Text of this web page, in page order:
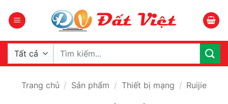
qua
dung
Tìm
Trang chủ / Sản phẩm / Thiết bị mạng / Ruijie